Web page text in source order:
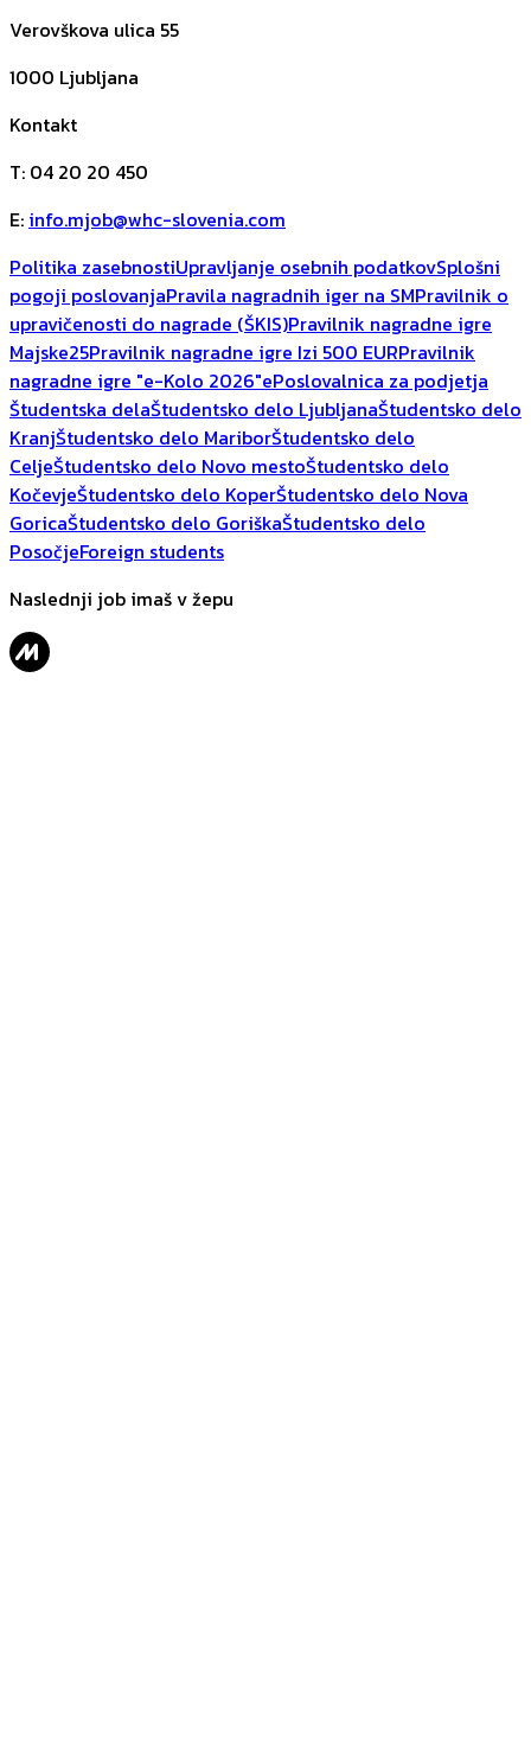
Verovškova ulica 55
1000 Ljubljana
Kontakt
T: 04 20 20 450
E: info.mjob@whc-slovenia.com
Politika zasebnostiUpravljanje osebnih podatkovSplošni
pogoji poslovanjaPravila nagradnih iger na SMPravilnik o
upravičenosti do nagrade (ŠKIS)Pravilnik nagradne igre
Majske25Pravilnik nagradne igre Izi 500 EURPravilnik
nagradne igre "e-Kolo 2026"ePoslovalnica za podjetja
Študentska delaŠtudentsko delo LjubljanaŠtudentsko delo
KranjŠtudentsko delo MariborŠtudentsko delo
CeljeŠtudentsko delo Novo mestoŠtudentsko delo
KočevjeŠtudentsko delo KoperŠtudentsko delo Nova
GoricaŠtudentsko delo GoriškaŠtudentsko delo
PosočjeForeign students
Naslednji job imaš v žepu